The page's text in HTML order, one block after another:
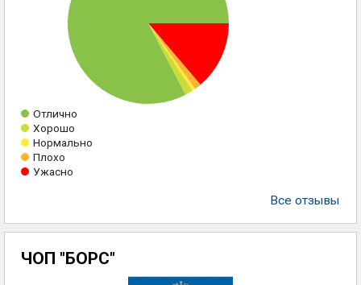
Отлично
Хорошо
Нормально
Плохо
Ужасно
Все отзывы
ЧОП "БОРС"